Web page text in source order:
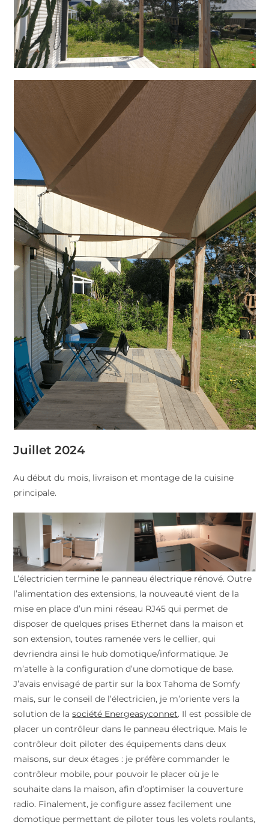
Juillet 2024
Au début du mois, livraison et montage de la cuisine
principale.
L’électricien termine le panneau électrique rénové. Outre
l’alimentation des extensions, la nouveauté vient de la
mise en place d’un mini réseau RJ45 qui permet de
disposer de quelques prises Ethernet dans la maison et
son extension, toutes ramenée vers le cellier, qui
devriendra ainsi le hub domotique/informatique. Je
m’atelle à la configuration d’une domotique de base.
J’avais envisagé de partir sur la box Tahoma de Somfy
mais, sur le conseil de l’électricien, je m’oriente vers la
solution de lasociété Energeasyconnet. Il est possible de
placer un contrôleur dans le panneau électrique. Mais le
contrôleur doit piloter des équipements dans deux
maisons, sur deux étages : je préfère commander le
contrôleur mobile, pour pouvoir le placer où je le
souhaite dans la maison, afin d’optimiser la couverture
radio. Finalement, je configure assez facilement une
domotique permettant de piloter tous les volets roulants,